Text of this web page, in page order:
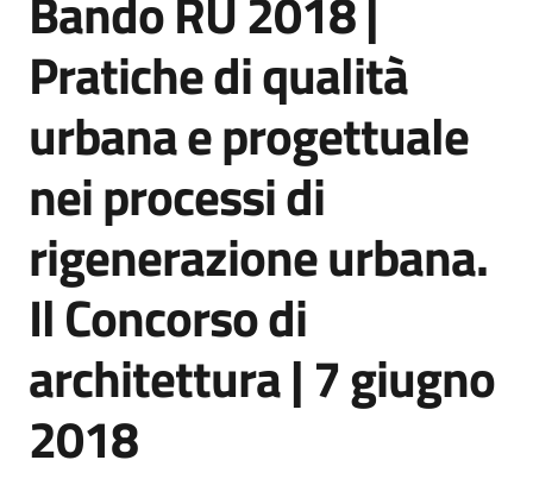
Divulgazione
Norme
e
atti
Seguici
su
Pratiche di qualità
urbana e progettuale
nei processi di
rigenerazione urbana.
Il Concorso di
architettura | 7 giugno
2018